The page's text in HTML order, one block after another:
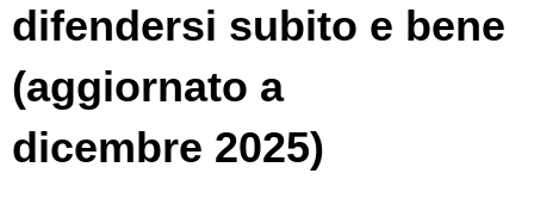
difendersi subito e bene
(aggiornato a
dicembre 2025)